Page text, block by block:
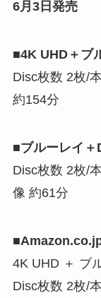
6月3日発売
■4K UHD＋ブ
Disc枚数 2枚/
約154分
■ブルーレイ＋
Disc枚数 2枚/
像 約61分
4K UHD ＋ ブ
Disc枚数 2枚/